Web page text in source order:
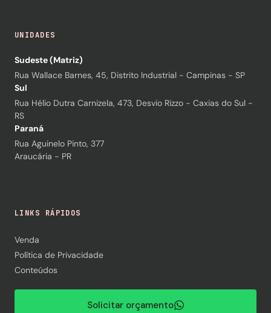
UNIDADES
Sudeste (Matriz)
Rua Wallace Barnes, 45, Distrito Industrial - Campinas - SP
Sul
Rua Hélio Dutra Carnizela, 473, Desvio Rizzo - Caxias do Sul -
RS
Paraná
Rua Aguinelo Pinto, 377
Araucária - PR
LINKS RÁPIDOS
Venda
Política de Privacidade
Conteúdos
Solicitar orçamento